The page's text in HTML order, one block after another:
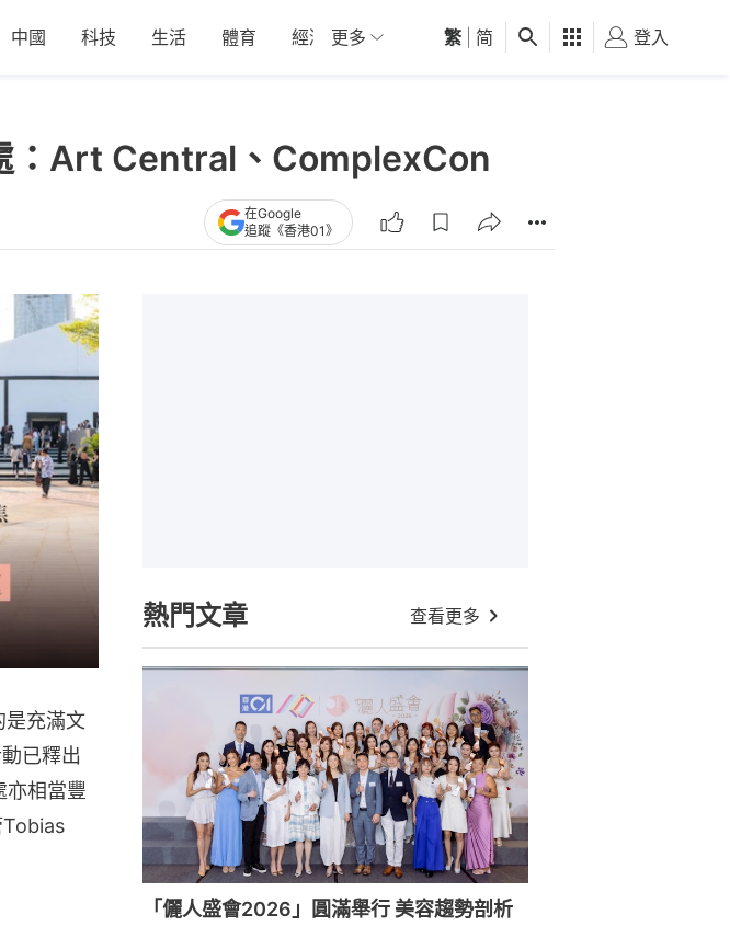
中國 科技 生活 體育 經濟 01深圳 觀點 健康 好食玩飛
更多 繁 简 登入
：Art Central、ComplexCon
在Google
追蹤《香港01》
是充滿文
已釋出
亦相當豐
熱門文章 查看更多
「儷人盛會2026」圓滿舉行 美容趨勢剖析